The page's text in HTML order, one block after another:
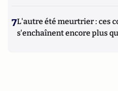
7L'autre été meurtrier : ces
s'enchaînent encore plus